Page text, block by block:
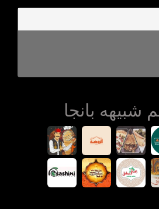
شبيهه بانجا